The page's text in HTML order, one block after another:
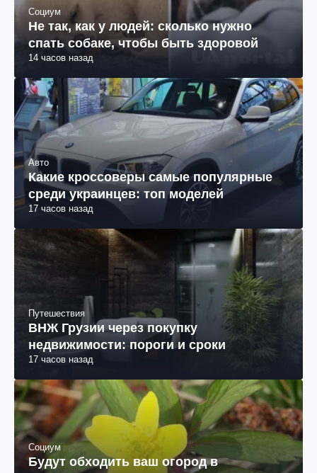
Социум
Не так, как у людей: сколько нужно
спать собаке, чтобы быть здоровой
14 часов назад
Авто
Какие кроссоверы самые популярные
среди украинцев: топ моделей
17 часов назад
Путешествия
ВНЖ Грузии через покупку
недвижимости: пороги и сроки
17 часов назад
Социум
Будут обходить ваш огород в